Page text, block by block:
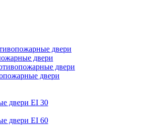
двери
двери
двери
двери
двери EI 30
двери EI 60